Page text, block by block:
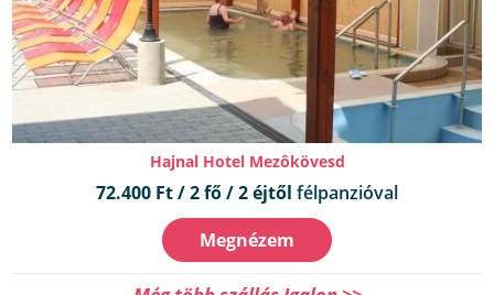
Hajnal Hotel Mezôkövesd
72.400 Ft / 2 fő / 2 éjtől félpanzióval
Megnézem